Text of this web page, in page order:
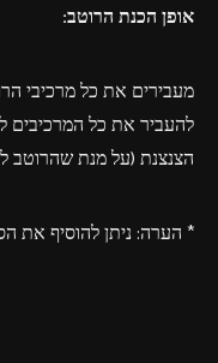
אופן הכנת הרוטב:
מעבירים את כל מרכיבי
להעביר את כל
הצנצנת (על מנת שהרוטב
* הערה: ניתן להוסיף את